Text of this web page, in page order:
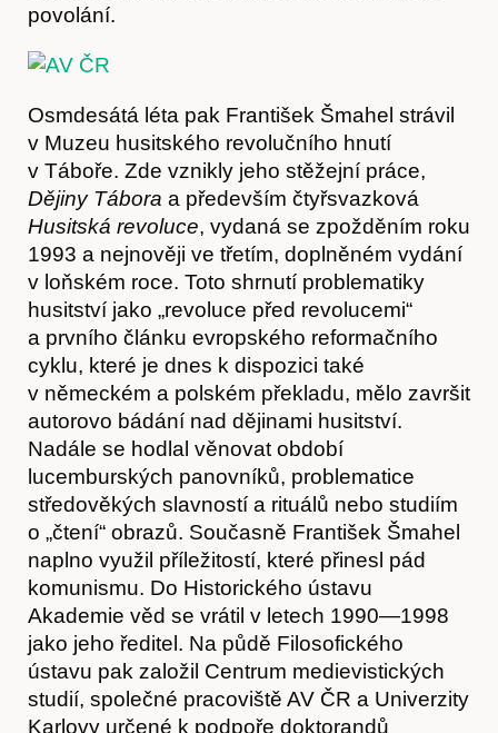
Články
povolání.
Osmdesátá léta pak František Šmahel strávil
v Muzeu husitského revolučního hnutí
v Táboře. Zde vznikly jeho stěžejní práce,
Dějiny Tábora a především čtyřsvazková
Husitská revoluce, vydaná se zpožděním roku
1993 a nejnověji ve třetím, doplněném vydání
v loňském roce. Toto shrnutí problematiky
husitství jako „revoluce před revolucemi“
a prvního článku evropského reformačního
cyklu, které je dnes k dispozici také
v německém a polském překladu, mělo završit
autorovo bádání nad dějinami husitství.
Nadále se hodlal věnovat období
lucemburských panovníků, problematice
středověkých slavností a rituálů nebo studiím
o „čtení“ obrazů. Současně František Šmahel
naplno využil příležitostí, které přinesl pád
komunismu. Do Historického ústavu
Akademie věd se vrátil v letech 1990—1998
jako jeho ředitel. Na půdě Filosofického
ústavu pak založil Centrum medievistických
studií, společné pracoviště AV ČR a Univerzity
Karlovy určené k podpoře doktorandů